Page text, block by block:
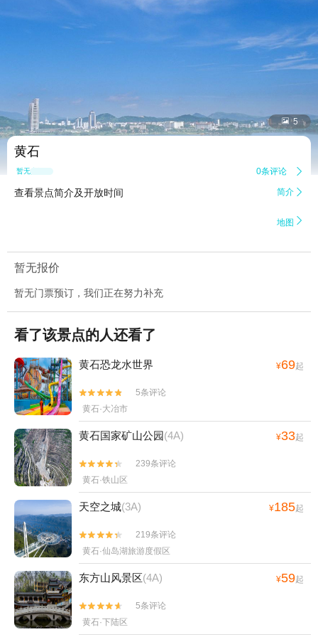
 5
黄石
暂无点评 0条评论 
查看景点简介及开放时间 简介 
地图 
暂无报价
暂无门票预订，我们正在努力补充
看了该景点的人还看了
黄石恐龙水世界 ¥69起


5条评论
黄石·大冶市
黄石国家矿山公园(4A) ¥33起


239条评论
黄石·铁山区
天空之城(3A) ¥185起


219条评论
黄石·仙岛湖旅游度假区
东方山风景区(4A) ¥59起


5条评论
黄石·下陆区
